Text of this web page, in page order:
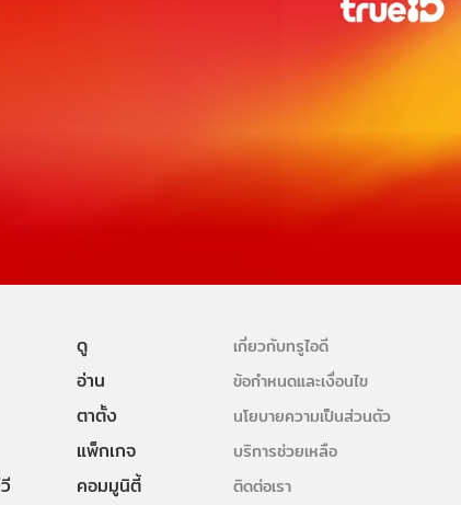
ดู
อ่าน
ตาตั้ง
แพ็กเกจ
คอมมูนิตี้
เกี่ยวกับทรูไอดี
ข้อกำหนดและเงื่อนไข
นโยบายความเป็นส่วนตัว
บริการช่วยเหลือ
ติดต่อเรา